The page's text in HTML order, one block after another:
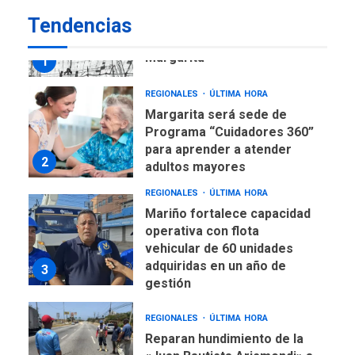
Tendencias
1
Margarita
2
REGIONALES ÚLTIMA HORA
Margarita será sede de
Programa “Cuidadores 360”
para aprender a atender
adultos mayores
3
REGIONALES ÚLTIMA HORA
Mariño fortalece capacidad
operativa con flota
vehicular de 60 unidades
adquiridas en un año de
gestión
REGIONALES ÚLTIMA HORA
Reparan hundimiento de la